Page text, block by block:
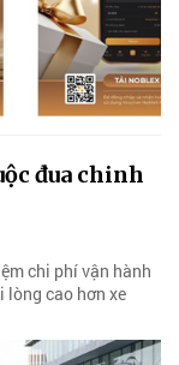
đua chinh
chi phí vận hành
lòng cao hơn xe